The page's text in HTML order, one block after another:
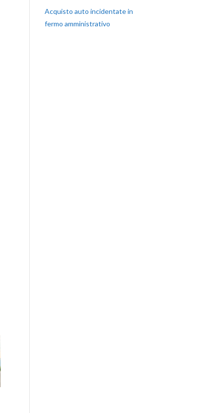
Acquisto auto incidentate in
fermo amministrativo